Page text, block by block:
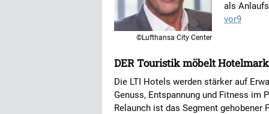
©Lufthansa City Center
als
vor9
DER Touristik möbelt
Die LTI Hotels werden stärker auf
Genuss, Entspannung und Fitness im
Relaunch ist das Segment